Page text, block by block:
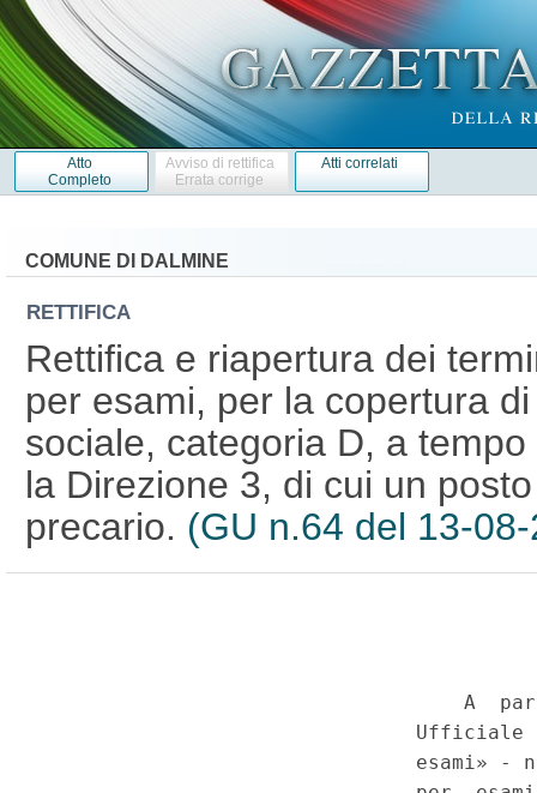
Atto
Completo
Avviso di rettifica
Errata corrige
Atti correlati
COMUNE DI DALMINE
RETTIFICA
Rettifica e riapertura dei
per esami, per la copertura
sociale, categoria D, a
la Direzione 3, di cui un
precario. (GU n.64 del 13-